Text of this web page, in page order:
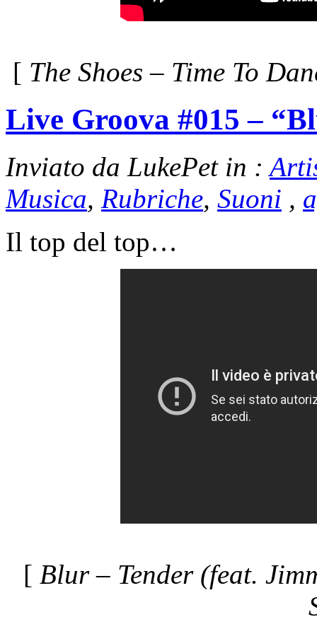
[ The Shoes – Time To
Live Groova #015 –
Inviato da LukePet in :
Musica, Rubriche, Suoni ,
Il top del top…
[ Blur – Tender (feat.